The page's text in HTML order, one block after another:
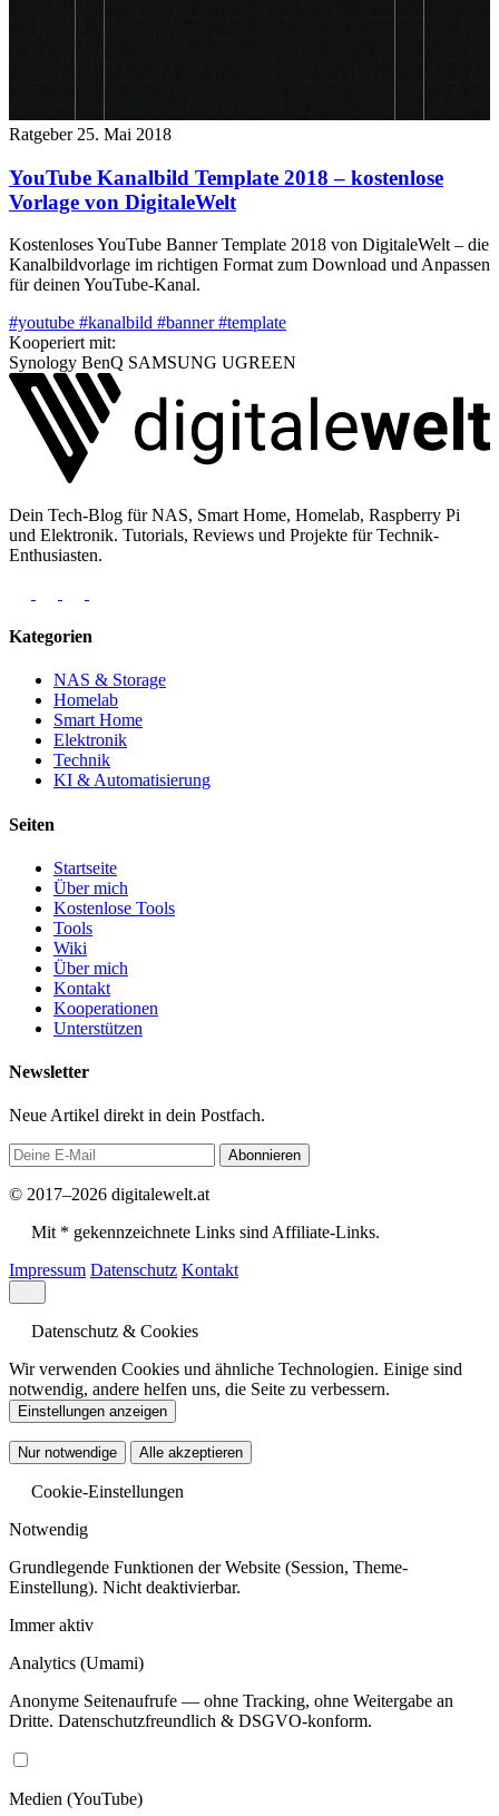
Ratgeber 25. Mai 2018
YouTube Kanalbild Template 2018 – kostenlose
Vorlage von DigitaleWelt
Kostenloses YouTube Banner Template 2018 von DigitaleWelt – die
Kanalbildvorlage im richtigen Format zum Download und Anpassen
für deinen YouTube-Kanal.
#youtube #kanalbild #banner#template
Kooperiert mit:
Synology BenQ SAMSUNG UGREEN
Dein Tech-Blog für NAS, Smart Home, Homelab, Raspberry Pi
und Elektronik. Tutorials, Reviews und Projekte für Technik-
Enthusiasten.
Kategorien
NAS & Storage
Homelab
Smart Home
Elektronik
Technik
KI & Automatisierung
Seiten
Startseite
Über mich
Kostenlose Tools
Tools
Wiki
Über mich
Kontakt
Kooperationen
Unterstützen
Newsletter
Neue Artikel direkt in dein Postfach.
Abonnieren
© 2017–2026 digitalewelt.at
Mit * gekennzeichnete Links sind Affiliate-Links.
Impressum Datenschutz Kontakt
Datenschutz & Cookies
Wir verwenden Cookies und ähnliche Technologien. Einige sind
notwendig, andere helfen uns, die Seite zu verbessern.
Einstellungen anzeigen
Nur notwendige Alle akzeptieren
Cookie-Einstellungen
Notwendig
Grundlegende Funktionen der Website (Session, Theme-
Einstellung). Nicht deaktivierbar.
Immer aktiv
Analytics (Umami)
Anonyme Seitenaufrufe — ohne Tracking, ohne Weitergabe an
Dritte. Datenschutzfreundlich & DSGVO-konform.
Medien (YouTube)